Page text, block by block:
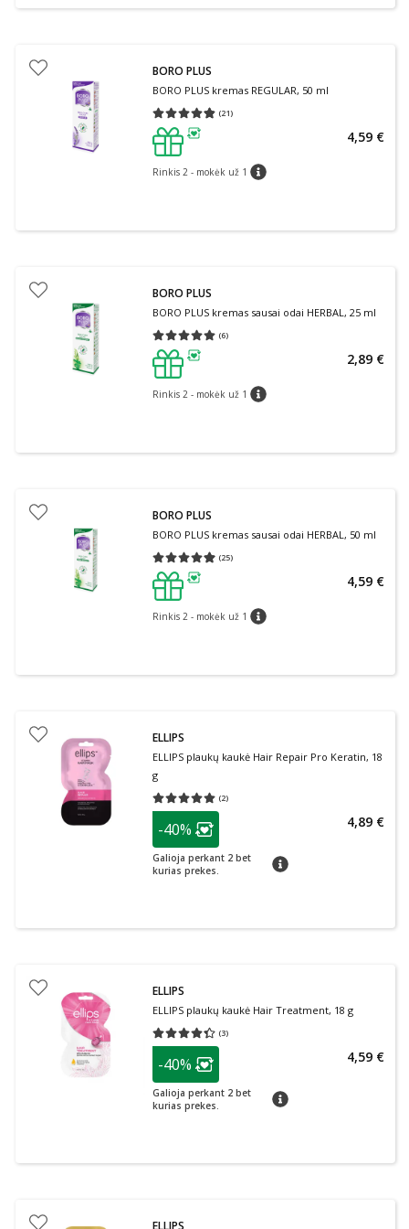
BORO PLUS
BORO PLUS kremas REGULAR, 50 ml
(21)
Vidutinis įvertinimas 4.81
patarimas
Rinkis 2 - mokėk už 1 patarimas
4,59 €
BORO PLUS
BORO PLUS kremas sausai odai HERBAL, 25 ml
(6)
Vidutinis įvertinimas 5.00
patarimas
Rinkis 2 - mokėk už 1 patarimas
2,89 €
BORO PLUS
BORO PLUS kremas sausai odai HERBAL, 50 ml
(25)
Vidutinis įvertinimas 4.96
patarimas
Rinkis 2 - mokėk už 1 patarimas
4,59 €
ELLIPS
ELLIPS plaukų kaukė Hair Repair Pro Keratin, 18
g
(2)
Vidutinis įvertinimas 5.00
patarimas
Lojalumo klubo narių nuolaida
-40%
Galioja perkant 2 bet
kurias prekes.
patarimas
4,89 €
ELLIPS
ELLIPS plaukų kaukė Hair Treatment, 18 g
(3)
Vidutinis įvertinimas 4.33
patarimas
Lojalumo klubo narių nuolaida
-40%
Galioja perkant 2 bet
kurias prekes.
patarimas
4,59 €
ELLIPS